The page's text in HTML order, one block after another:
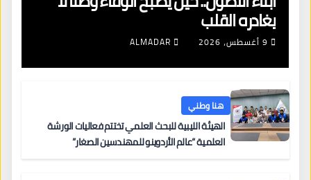
يغادره القلب
9 أغسطس، 2026 ALMADAR
هنا وطني
الهيئة الليبية للبحث العلمي تختتم فعاليات الورشة
العلمية “عالم الأردوينو للمهندسين الصغار”